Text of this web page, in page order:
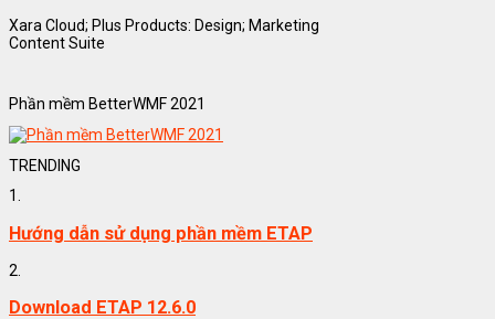
Xara Cloud; Plus Products: Design; Marketing
Content Suite
Phần mềm BetterWMF 2021
TRENDING
1.
Hướng dẫn sử dụng phần mềm ETAP
2.
Download ETAP 12.6.0